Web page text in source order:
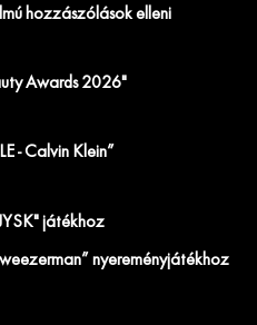
hozzászólások elleni
Awards 2026"
- Calvin Klein”
játékhoz
nyereményjátékhoz